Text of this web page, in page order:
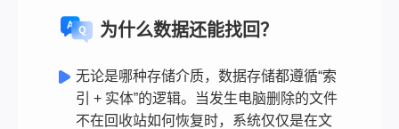
为什么数据还能找回？
无论是哪种存储介质，数据存储都遵循“索
引 + 实体”的逻辑。当发生电脑删除的文件
不在回收站如何恢复时，系统仅仅是在文